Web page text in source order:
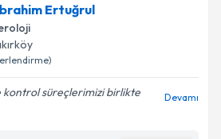
Ertuğrul
kontrol süreçlerimizi birlikte
Devamı